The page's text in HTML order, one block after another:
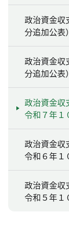
政治資金収
分追加公
政治資金収
分追加公
政治資金
令和７年１
政治資金
令和６年１
政治資金
令和５年１